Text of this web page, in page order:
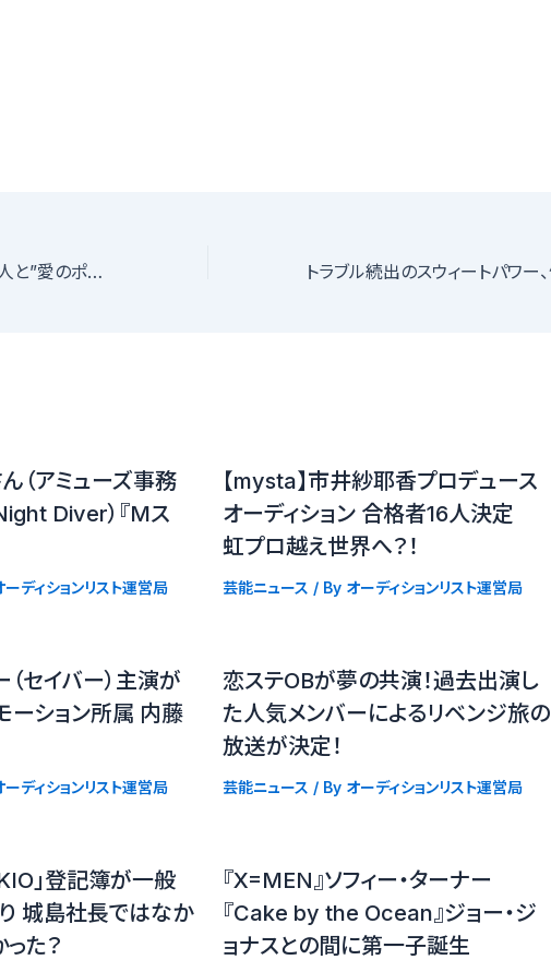
俳優の袴田吉彦が新恋人と”愛のポイント”を貯めています【アパ不倫】
（アミューズ事務
Diver）『Mス
ーディションリスト運営局
【mysta】市井紗耶香プロデュース
オーディション 合格者16人決定
虹プロ越え世界へ？！
芸能ニュース / By オーディションリスト運営局
セイバー）主演が
ーション所属 内藤
ーディションリスト運営局
恋ステOBが夢の共演！過去出演し
た人気メンバーによるリベンジ旅の
放送が決定！
芸能ニュース / By オーディションリスト運営局
」登記簿が一般
城島社長ではなか
た？
『X=MEN』ソフィー・ターナー
『Cake by the Ocean』ジョー・ジ
ョナスとの間に第一子誕生